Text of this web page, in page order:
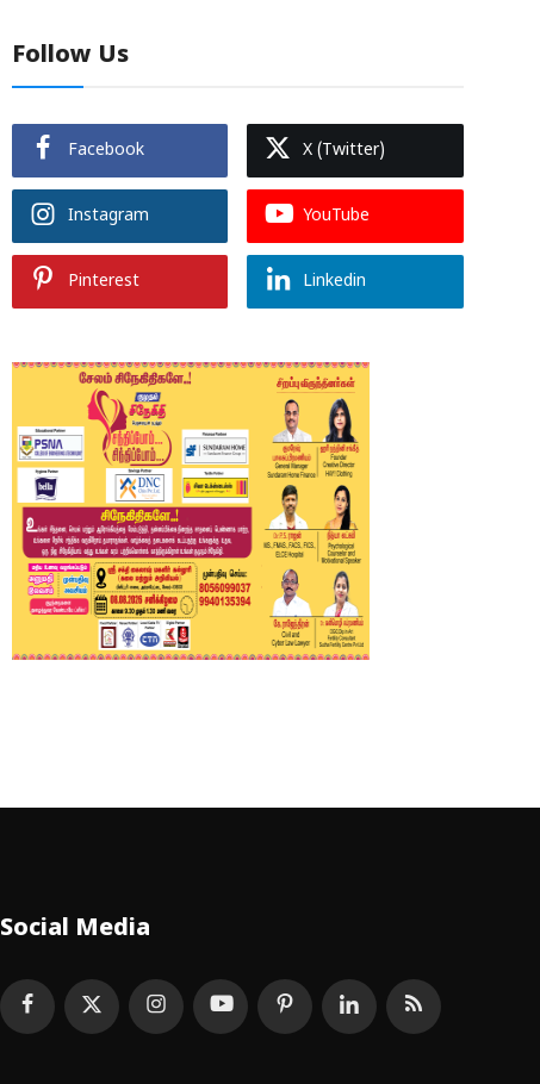
Follow Us
Facebook X (Twitter)
Instagram YouTube
Pinterest Linkedin
Social Media